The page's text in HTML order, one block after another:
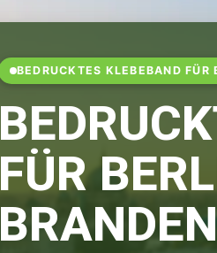
BEDRUCKTES KLEBEBAND FÜR
FÜR